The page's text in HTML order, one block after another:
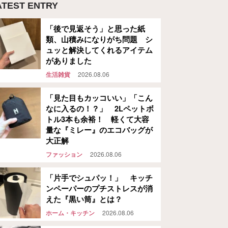
ENTRY
「後で見返そう」と思った紙
類、山積みになりがち問題 シ
ュッと解決してくれるアイテム
がありました
生活雑貨 2026.08.06
「見た目もカッコいい」「こん
なに入るの！？」 2Lペットボ
トル3本も余裕！ 軽くて大容
量な『ミレー』のエコバッグが
大正解
ファッション 2026.08.06
「片手でシュパッ！」 キッチ
ンペーパーのプチストレスが消
えた『黒い筒』とは？
ホーム・キッチン 2026.08.06